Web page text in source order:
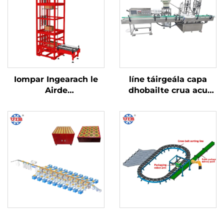
Iompar Ingearach le
Airde
líne táirgeála capa
dhobailte crua acu
ceann